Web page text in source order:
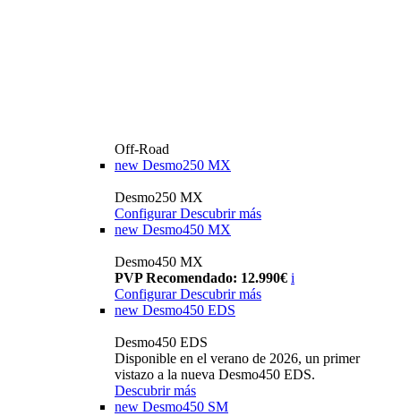
Off-Road
new Desmo250 MX
Desmo250 MX
Configurar Descubrir más
new Desmo450 MX
Desmo450 MX
PVP Recomendado: 12.990€ i
Configurar Descubrir más
new Desmo450 EDS
Desmo450 EDS
Disponible en el verano de 2026, un primer
vistazo a la nueva Desmo450 EDS.
Descubrir más
new Desmo450 SM